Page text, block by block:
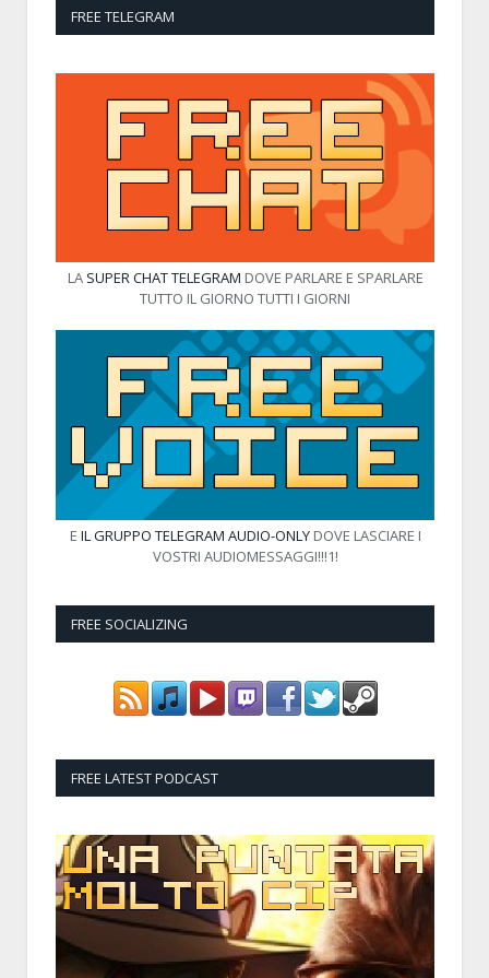
FREE TELEGRAM
LA SUPER CHAT TELEGRAM DOVE PARLARE E SPARLARE
TUTTO IL GIORNO TUTTI I GIORNI
E IL GRUPPO TELEGRAM AUDIO-ONLYDOVE LASCIARE I
VOSTRI AUDIOMESSAGGI!!!1!
FREE SOCIALIZING
FREE LATEST PODCAST
Audio
Player